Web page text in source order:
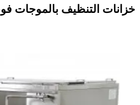
خزانات التنظيف بالموجات